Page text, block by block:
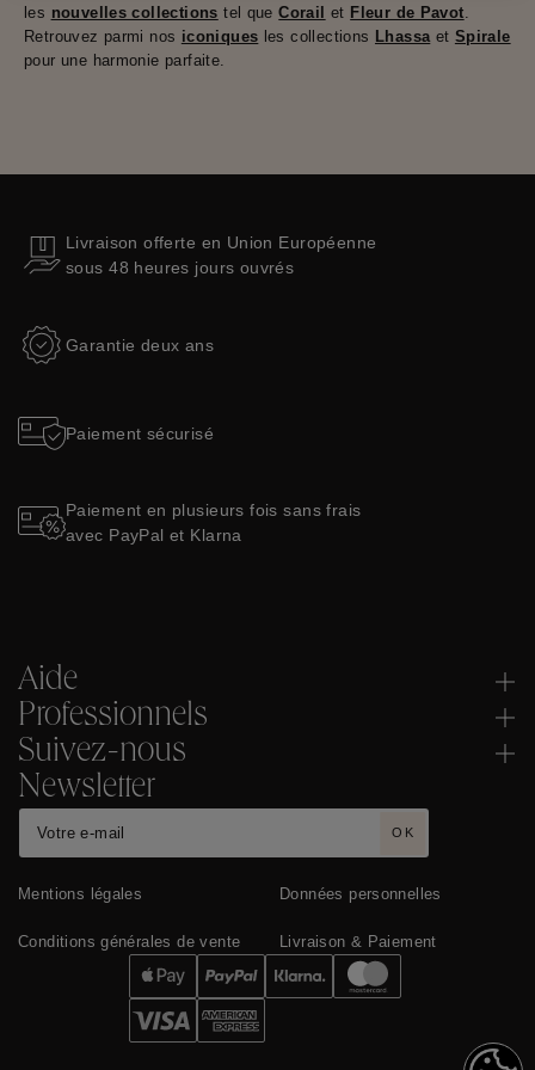
les nouvelles collections tel queCorail et Fleur de Pavot.
Retrouvez parmi nos iconiques les collections Lhassa et Spirale
pour une harmonie parfaite.
Livraison offerte en Union Européenne
sous 48 heures jours ouvrés
Garantie deux ans
Paiement sécurisé
Paiement en plusieurs fois sans frais
avec PayPal et Klarna
Aide
Professionnels
Suivez-nous
Newsletter
OK
Mentions légales Données personnelles
Conditions générales de vente Livraison & Paiement
Cookies